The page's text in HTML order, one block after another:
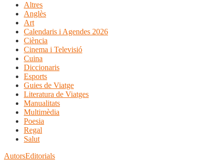
Altres
Anglès
Art
Calendaris i Agendes 2026
Ciència
Cinema i Televisió
Cuina
Diccionaris
Esports
Guies de Viatge
Literatura de Viatges
Manualitats
Multimèdia
Poesia
Regal
Salut
AutorsEditorials